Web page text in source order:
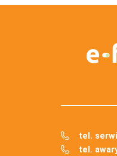
tel.
tel.